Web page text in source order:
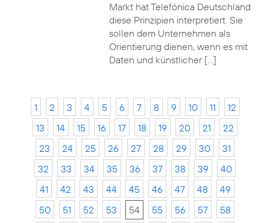
Markt hat Telefónica Deutschland
diese Prinzipien interpretiert. Sie
sollen dem Unternehmen als
Orientierung dienen, wenn es mit
Daten und künstlicher […]
1 2 3 4 5 6 7 8 9 10 11
12
13
14 15 16 17 18 19 20 21
22
23
24 25 26 27 28 29 30
31
32
33 34 35 36 37 38 39
40
41
42 43 44 45 46 47 48
49
50
51 52 53 54 55 56 57
58